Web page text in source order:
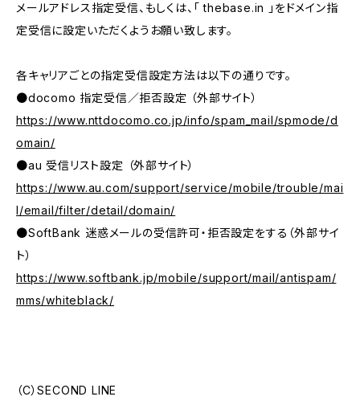
メールアドレス指定受信、もしくは、「 thebase.in 」をドメイン指
定受信に設定いただくようお願い致します。
各キャリアごとの指定受信設定方法は以下の通りです。
●docomo 指定受信／拒否設定 （外部サイト）
https://www.nttdocomo.co.jp/info/spam_mail/spmode/d
omain/
●au 受信リスト設定 （外部サイト）
https://www.au.com/support/service/mobile/trouble/mai
l/email/filter/detail/domain/
●SoftBank 迷惑メールの受信許可・拒否設定をする（外部サイ
ト）
https://www.softbank.jp/mobile/support/mail/antispam/
mms/whiteblack/
（C）SECOND LINE